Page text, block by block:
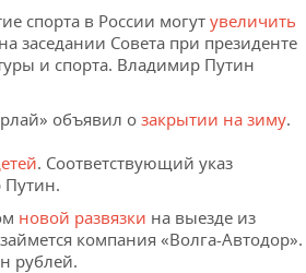
спорта в России могутувеличить
заседании Совета при президенте
и спорта. Владимир Путин
объявил о закрытии на зиму.
. Соответствующий указ
Путин.
новой развязки на выезде из
компания «Волга-Автодор».
рублей.